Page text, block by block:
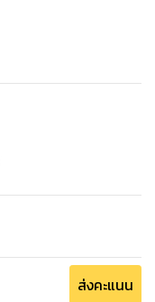
ส่งคะแนน